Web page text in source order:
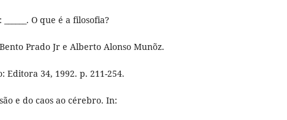
O que é a filosofia?
Prado Jr e Alberto Alonso Munõz.
Editora 34, 1992. p. 211-254.
e do caos ao cérebro. In: